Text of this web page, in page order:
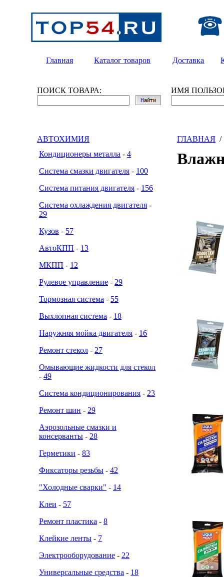
Главная Каталог товаров Доставка
ПОИСК ТОВАРА: ИМЯ
АВТОХИМИЯ
Кондиционеры металла - 4
Система смазки двигателя - 100
Система питания двигателя - 156
Система охлаждения двигателя -
29
Кузов - 57
АвтоКПП - 13
МКПП - 12
Рулевое управление - 29
Тормозная система - 55
Выхлопная система - 18
Наружняя мойка двигателя - 16
Ремонт стекол - 27
Омывающие жидкости для стекол
- 49
Система кондиционирования - 23
Ремонт шин - 29
Аэрозольные смазки и
консерванты - 28
Герметики - 83
Фиксаторы резьбы - 42
"Холодные сварки" - 14
Клеи - 57
Ремонт пластика - 8
Клейкие ленты - 7
Электрооборудование - 22
Универсальные средства - 18
ГЛАВНАЯ